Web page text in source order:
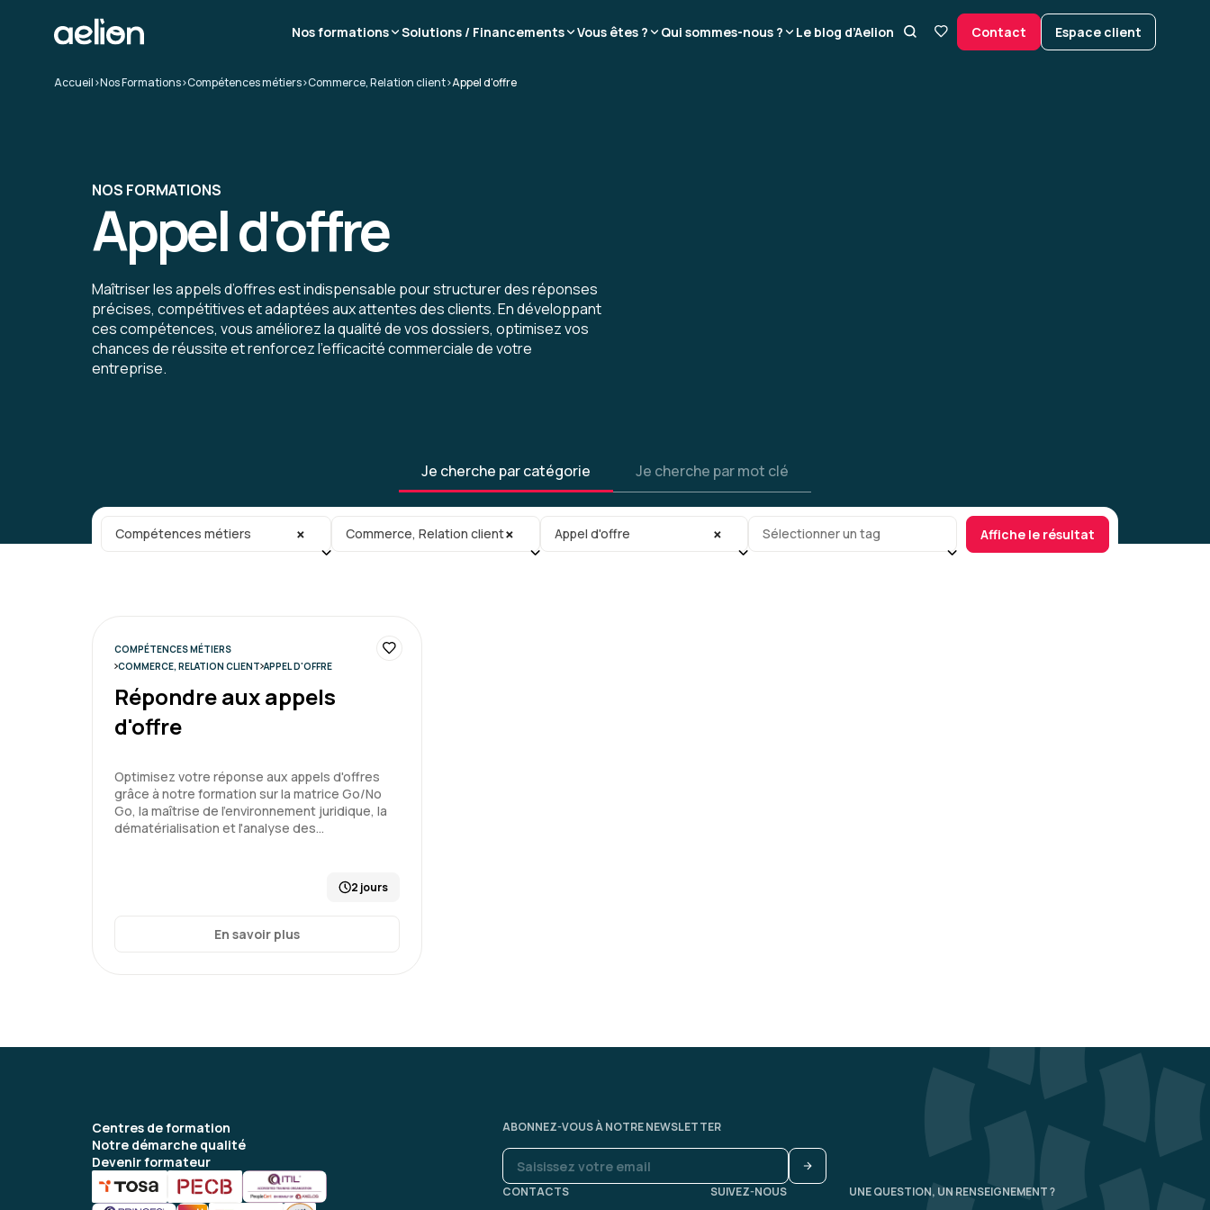
Nos formations Solutions / Financements Vous êtes ? Qui sommes-nous ? Le blog d’Aelion Contact Espace client
Accueil>Nos Formations>Compétences métiers>Commerce, Relation client>Appel d'offre
NOS FORMATIONS
Appel d'offre
Maîtriser les appels d’offres est indispensable pour structurer des réponses
précises, compétitives et adaptées aux attentes des clients. En développant
ces compétences, vous améliorez la qualité de vos dossiers, optimisez vos
chances de réussite et renforcez l’efficacité commerciale de votre
entreprise.
Je cherche par catégorie Je cherche par mot clé
Catégorie principale ×
Compétences métiers Sous-catégorie ×
Commerce, Relation client Sous-sous-catégorie ×
Appel d'offre TagSélectionner un tag Affiche le résultat
COMPÉTENCES MÉTIERS
COMMERCE, RELATION CLIENT APPEL D'OFFRE
Répondre aux appels
d'offre
Optimisez votre réponse aux appels d'offres
grâce à notre formation sur la matrice Go/No
Go, la maîtrise de l'environnement juridique, la
dématérialisation et l'analyse des…
2 jours
En savoir plus
Centres de formation
Notre démarche qualité
Devenir formateur
ABONNEZ-VOUS À NOTRE NEWSLETTER
CONTACTS SUIVEZ-NOUS UNE QUESTION, UN RENSEIGNEMENT ?